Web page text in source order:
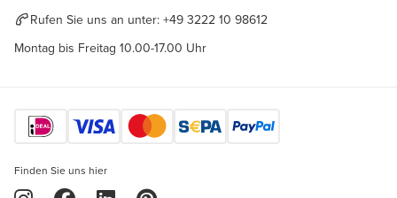
Rufen Sie uns an unter: +49 3222 10 98612
Montag bis Freitag 10.00-17.00 Uhr
Finden Sie uns hier